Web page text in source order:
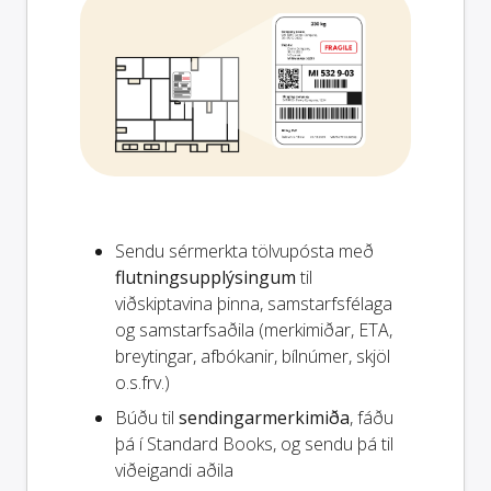
Sendu sérmerkta tölvupósta með
flutningsupplýsingum til
viðskiptavina þinna, samstarfsfélaga
og samstarfsaðila (merkimiðar, ETA,
breytingar, afbókanir, bílnúmer, skjöl
o.s.frv.)
Búðu til sendingarmerkimiða, fáðu
þá í Standard Books, og sendu þá til
viðeigandi aðila